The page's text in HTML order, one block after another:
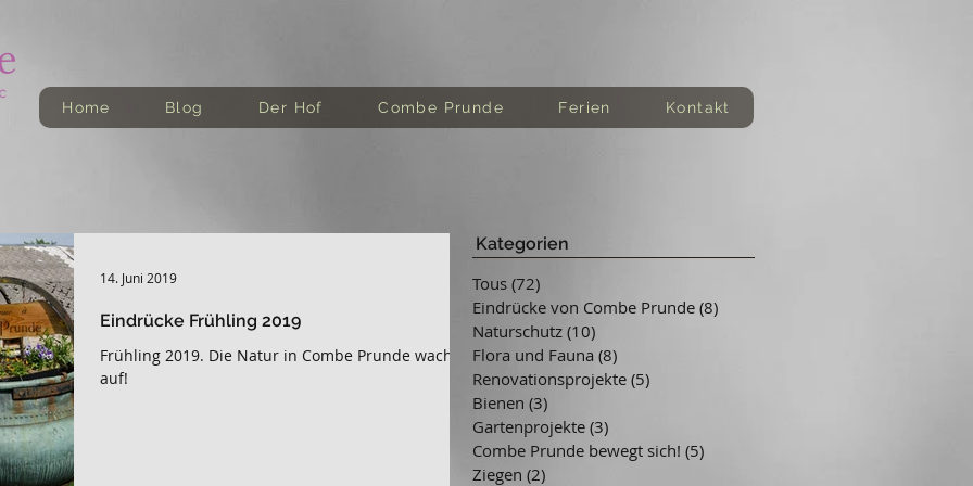
Home Blog Der Hof Combe Prunde Ferien Kontakt
Eindrücke Frühling 2019
Frühling 2019. Die Natur in Combe Prunde wacht
auf!
14. Juni 2019
Kategorien
Tous (72)
Eindrücke von Combe Prunde (8)
Naturschutz (10)
Flora und Fauna (8)
Renovationsprojekte (5)
Bienen (3)
Gartenprojekte (3)
Combe Prunde bewegt sich! (5)
Ziegen (2)